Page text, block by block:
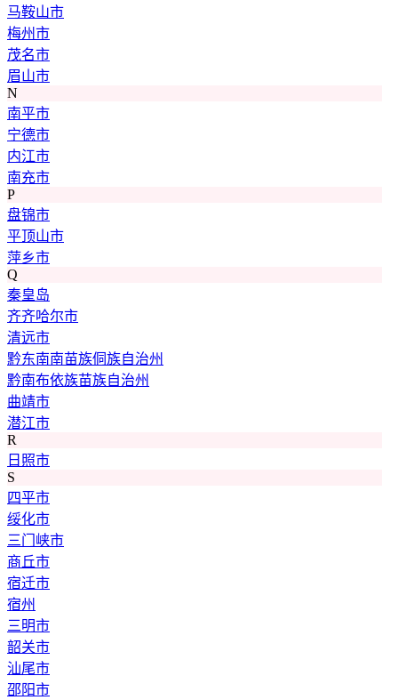
马鞍山市
梅州市
茂名市
眉山市
N
南平市
宁德市
内江市
南充市
P
盘锦市
平顶山市
萍乡市
Q
秦皇岛
齐齐哈尔市
清远市
黔东南南苗族侗族自治州
黔南布依族苗族自治州
曲靖市
潜江市
R
日照市
S
四平市
绥化市
三门峡市
商丘市
宿迁市
宿州
三明市
韶关市
汕尾市
邵阳市